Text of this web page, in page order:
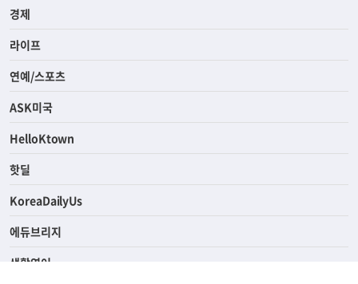
사회
경제
라이프
연예/스포츠
ASK미국
HelloKtown
핫딜
KoreaDailyUs